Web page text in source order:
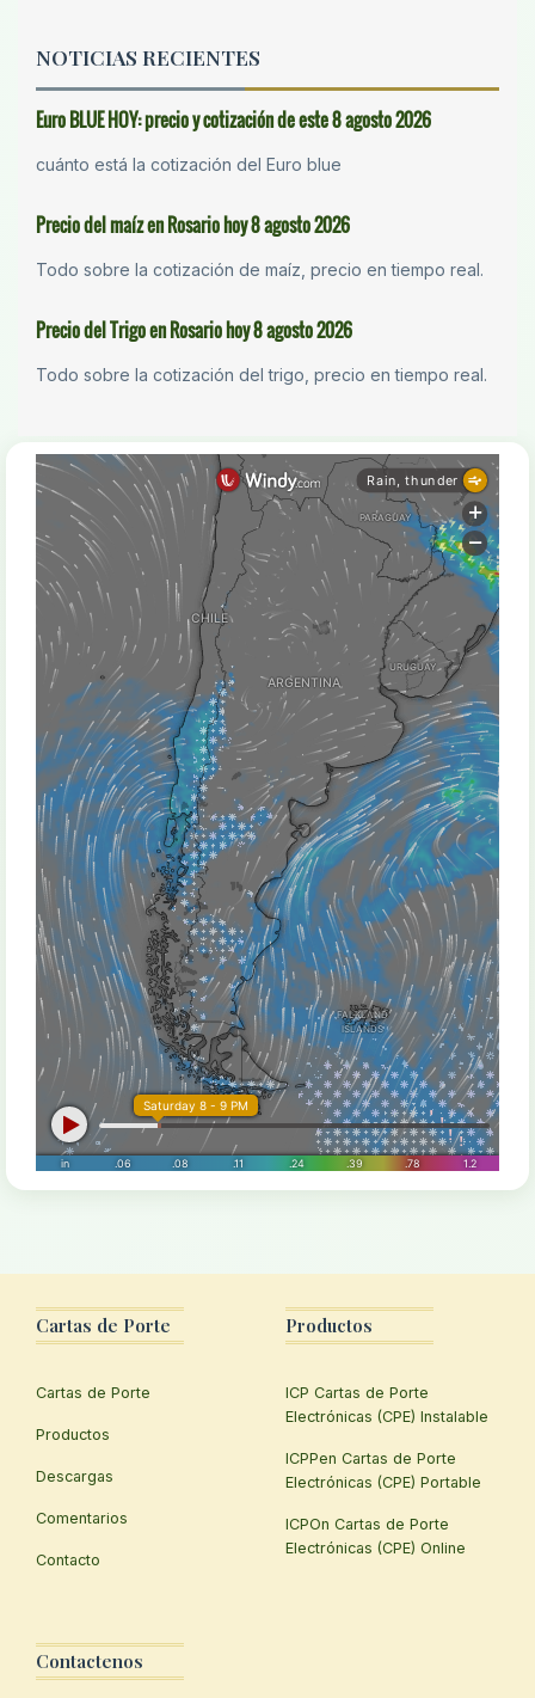
NOTICIAS RECIENTES
Euro BLUE HOY: precio y cotización de este 8 agosto 2026
cuánto está la cotización del Euro blue
Precio del maíz en Rosario hoy 8 agosto 2026
Todo sobre la cotización de maíz, precio en tiempo real.
Precio del Trigo en Rosario hoy 8 agosto 2026
Todo sobre la cotización del trigo, precio en tiempo real.
Cartas de Porte
Cartas de Porte
Productos
Descargas
Comentarios
Contacto
Productos
ICP Cartas de Porte
Electrónicas (CPE) Instalable
ICPPen Cartas de Porte
Electrónicas (CPE) Portable
ICPOn Cartas de Porte
Electrónicas (CPE) Online
Contactenos